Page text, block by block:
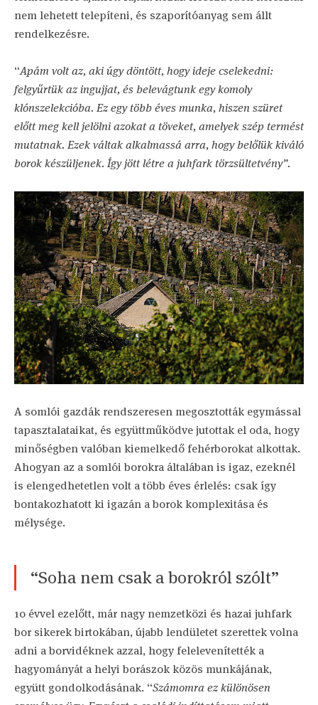
nem lehetett telepíteni, és szaporítóanyag sem állt
rendelkezésre.
“Apám volt az, aki úgy döntött, hogy ideje cselekedni:
felgyűrtük az ingujjat, és belevágtunk egy komoly
klónszelekcióba. Ez egy több éves munka, hiszen szüret
előtt meg kell jelölni azokat a töveket, amelyek szép termést
mutatnak. Ezek váltak alkalmassá arra, hogy belőlük kiváló
borok készüljenek. Így jött létre a juhfark törzsültetvény”.
A somlói gazdák rendszeresen megosztották egymással
tapasztalataikat, és együttműködve jutottak el oda, hogy
minőségben valóban kiemelkedő fehérborokat alkottak.
Ahogyan az a somlói borokra általában is igaz, ezeknél
is elengedhetetlen volt a több éves érlelés: csak így
bontakozhatott ki igazán a borok komplexitása és
mélysége.
“Soha nem csak a borokról szólt”
10 évvel ezelőtt, már nagy nemzetközi és hazai juhfark
bor sikerek birtokában, újabb lendületet szerettek volna
adni a borvidéknek azzal, hogy felelevenítették a
hagyományát a helyi borászok közös munkájának,
együtt gondolkodásának. “Számomra ez különösen